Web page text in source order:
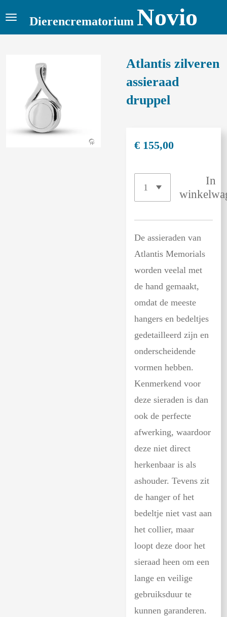
Ga
hoofdinhoud
Dierencrematorium Novio
Atlantis zilveren
assieraad
druppel
€ 155,00
In
De assieraden van
Atlantis Memorials
worden veelal met
de hand gemaakt,
omdat de meeste
hangers en bedeltjes
gedetailleerd zijn en
onderscheidende
vormen hebben.
Kenmerkend voor
deze sieraden is dan
ook de perfecte
afwerking, waardoor
deze niet direct
herkenbaar is als
ashouder. Tevens zit
de hanger of het
bedeltje niet vast aan
het collier, maar
loopt deze door het
sieraad heen om een
lange en veilige
gebruiksduur te
kunnen garanderen.